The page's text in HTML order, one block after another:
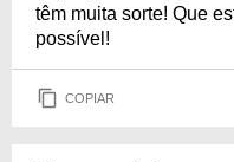
têm muita sorte! Que
possível!
COPIAR